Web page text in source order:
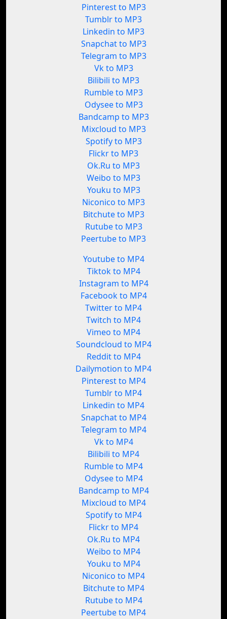
Pinterest to MP3
Tumblr to MP3
Linkedin to MP3
Snapchat to MP3
Telegram to MP3
Vk to MP3
Bilibili to MP3
Rumble to MP3
Odysee to MP3
Bandcamp to MP3
Mixcloud to MP3
Spotify to MP3
Flickr to MP3
Ok.Ru to MP3
Weibo to MP3
Youku to MP3
Niconico to MP3
Bitchute to MP3
Rutube to MP3
Peertube to MP3
Youtube to MP4
Tiktok to MP4
Instagram to MP4
Facebook to MP4
Twitter to MP4
Twitch to MP4
Vimeo to MP4
Soundcloud to MP4
Reddit to MP4
Dailymotion to MP4
Pinterest to MP4
Tumblr to MP4
Linkedin to MP4
Snapchat to MP4
Telegram to MP4
Vk to MP4
Bilibili to MP4
Rumble to MP4
Odysee to MP4
Bandcamp to MP4
Mixcloud to MP4
Spotify to MP4
Flickr to MP4
Ok.Ru to MP4
Weibo to MP4
Youku to MP4
Niconico to MP4
Bitchute to MP4
Rutube to MP4
Peertube to MP4